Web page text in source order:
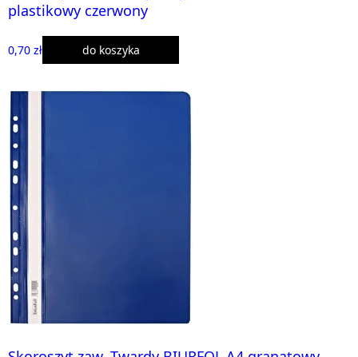
plastikowy czerwony
0,70 zł do koszyka